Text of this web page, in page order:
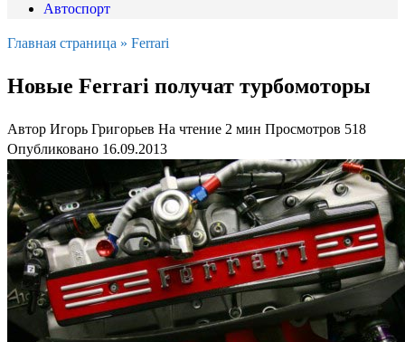
Автоспорт
Главная страница » Ferrari
Новые Ferrari получат турбомоторы
Автор Игорь Григорьев На чтение 2 мин Просмотров 518
Опубликовано 16.09.2013